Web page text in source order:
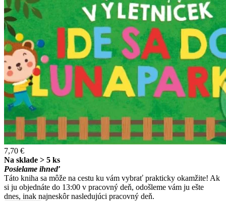
7,70 €
Na sklade > 5 ks
Posielame ihneď
Táto kniha sa môže na cestu ku vám vybrať prakticky okamžite! Ak
si ju objednáte do 13:00 v pracovný deň, odošleme vám ju ešte
dnes, inak najneskôr nasledujúci pracovný deň.